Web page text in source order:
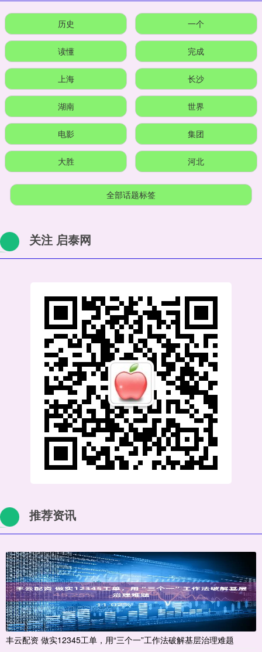
历史 一个
读懂 完成
上海 长沙
湖南 世界
电影 集团
大胜 河北
全部话题标签
关注 启泰网
推荐资讯
丰云配资 做实12345工单，用“三个一”工作法破解基层治理难题